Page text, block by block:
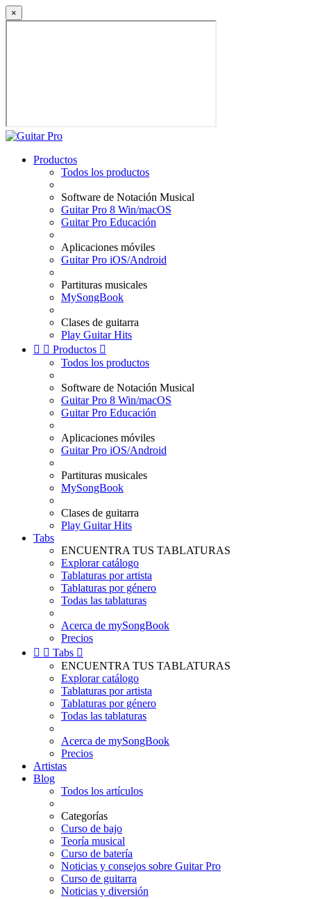
×
Productos
Todos los productos
Software de Notación Musical
Guitar Pro 8 Win/macOS
Guitar Pro Educación
Aplicaciones móviles
Guitar Pro iOS/Android
Partituras musicales
MySongBook
Clases de guitarra
Play Guitar Hits
  Productos 
Todos los productos
Software de Notación Musical
Guitar Pro 8 Win/macOS
Guitar Pro Educación
Aplicaciones móviles
Guitar Pro iOS/Android
Partituras musicales
MySongBook
Clases de guitarra
Play Guitar Hits
Tabs
ENCUENTRA TUS TABLATURAS
Explorar catálogo
Tablaturas por artista
Tablaturas por género
Todas las tablaturas
Acerca de mySongBook
Precios
  Tabs 
ENCUENTRA TUS TABLATURAS
Explorar catálogo
Tablaturas por artista
Tablaturas por género
Todas las tablaturas
Acerca de mySongBook
Precios
Artistas
Blog
Todos los artículos
Categorías
Curso de bajo
Teoría musical
Curso de batería
Noticias y consejos sobre Guitar Pro
Curso de guitarra
Noticias y diversión